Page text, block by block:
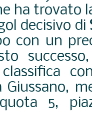
ha trovato
decisivo di
con un
Giussano,
5,